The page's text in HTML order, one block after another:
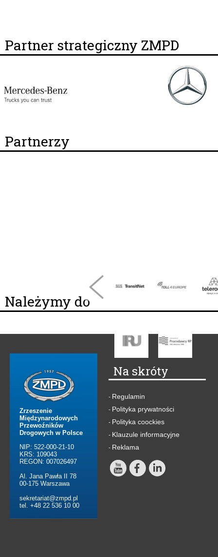
Partner strategiczny ZMPD
Partnerzy
Należymy do
Zrzeszenie
Międzynarodowych
Przewoźników
Drogowych w Polsce
NIP: 522-000-21-10
KRS: 109043
REGON: 007026497
Al. Jana Pawła II 78
00-175 Warszawa
sekretariat@zmpd.pl
tel. +48 22 536 10 00
Na skróty
- Regulamin
- Polityka prywatności
- Polityka coockies
- Klauzule informacyjne
- Reklama